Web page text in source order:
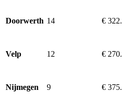
Doorwerth 14 €
Velp 12 €
Nijmegen 9 €